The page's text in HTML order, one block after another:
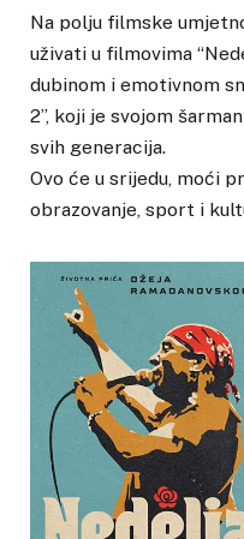
Na polju filmske
uživati u filmovima
dubinom i emotivnom
2”, koji je svojom
svih generacija.
Ovo će u srijedu, moći
obrazovanje, sport i